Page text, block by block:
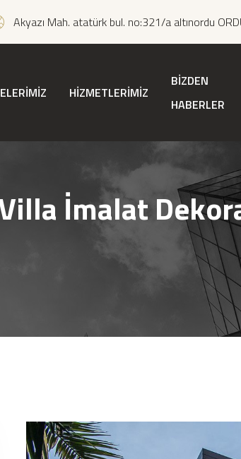
Akyazı Mah. atatürk bul. no:321/a altınordu
HİZMETLERİMİZ
BİZDEN
HABERLER
İmalat